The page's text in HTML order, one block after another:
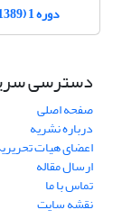
دوره 1 (1389)
دسترسی
صفحه اصلی
درباره نشریه
اعضای هیات
ارسال مقاله
تماس با ما
نقشه سایت